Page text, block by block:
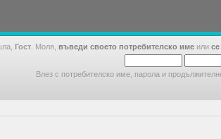
Гост . Моля, въведи своето потребителско име или
Влез с потребителско име, парола и